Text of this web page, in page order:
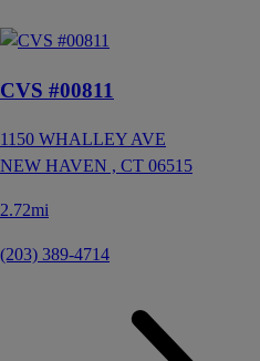
CVS #00811
1150 WHALLEY AVE
NEW HAVEN , CT 06515
2.72mi
(203) 389-4714